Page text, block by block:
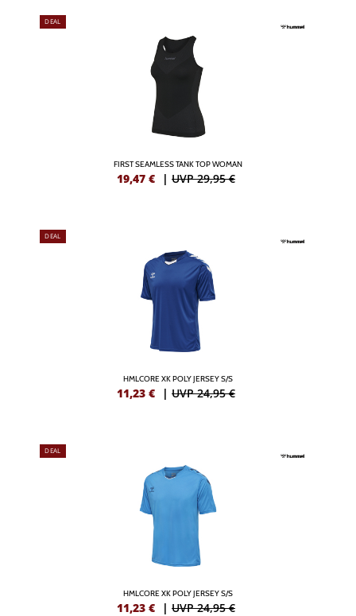
DEAL
FIRST SEAMLESS TANK TOP WOMAN
19,47 € | UVP 29,95 €
DEAL
HMLCORE XK POLY JERSEY S/S
11,23 € | UVP 24,95 €
DEAL
HMLCORE XK POLY JERSEY S/S
11,23 € | UVP 24,95 €